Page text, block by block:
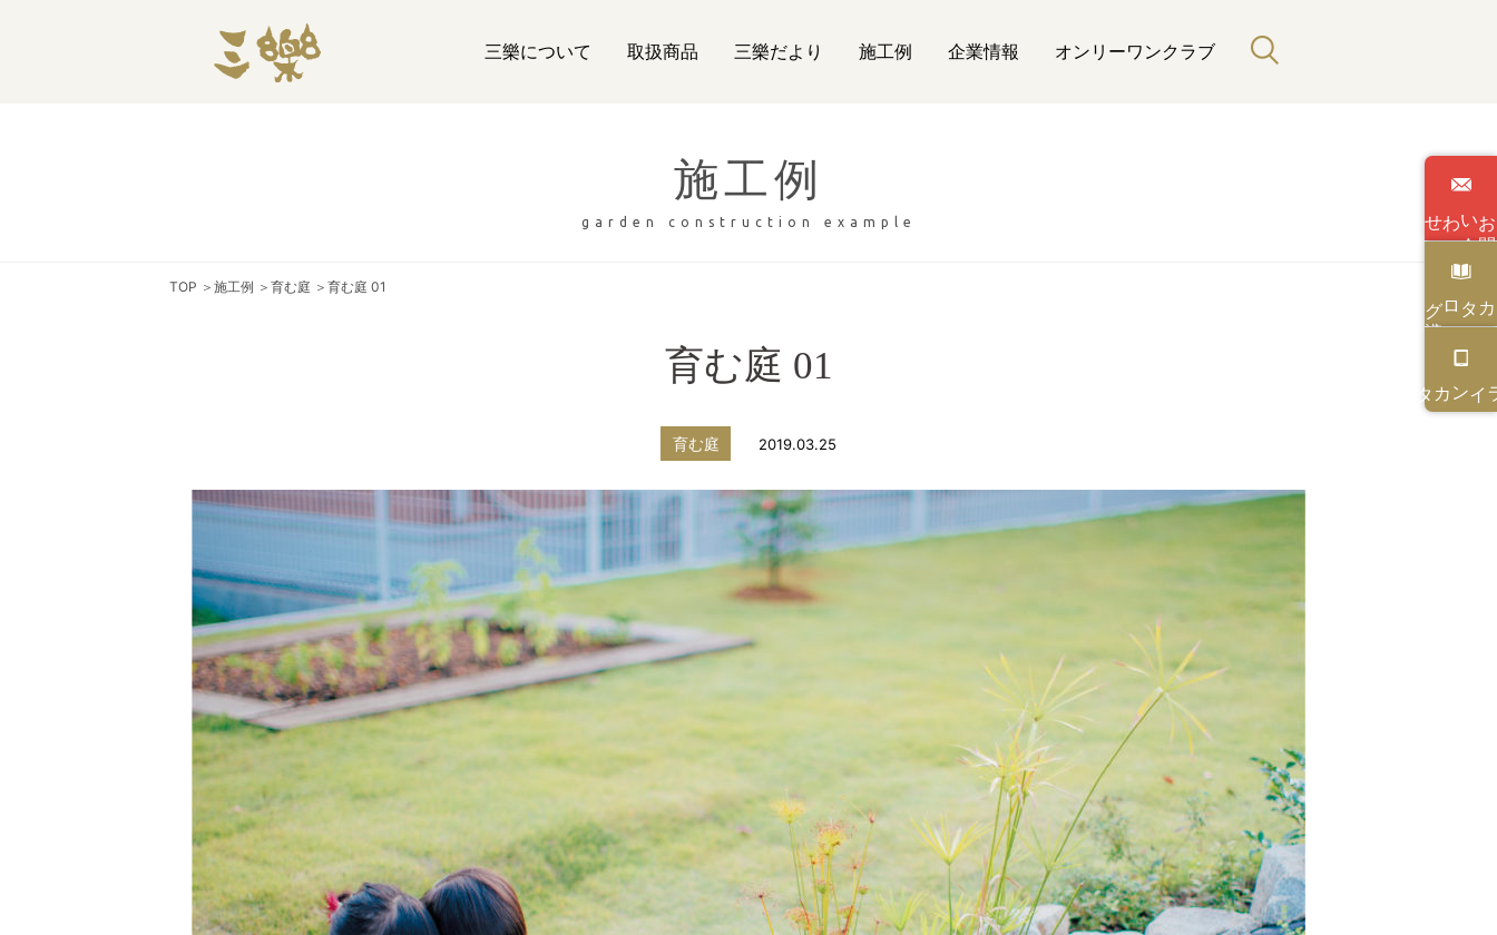
い
わせ
カタログ
オンライン
三樂について 取扱商品 三樂だより 施工例 企業情報 オンリーワンクラブ
施工例
garden construction example
TOP ＞ 施工例 ＞ 育む庭 ＞ 育む庭 01
育む庭 01
育む庭 2019.03.25